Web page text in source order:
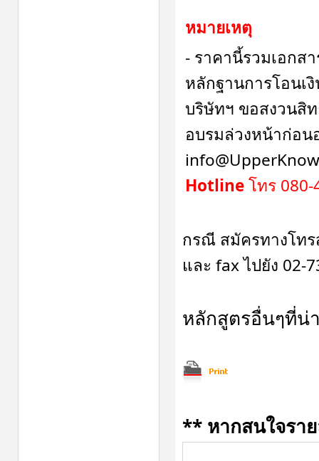
หมายเหตุ
- ราคานี้รวมเอกส
หลักฐานการโอนเ
บริษัทฯ ขอสงวนสิ
อบรมล่วงหน้าก่อ
Hotlineโทร 080-
กรณี สมัครทางโท
และ fax ไปยัง 02-
หลักสูตรอื่นๆที่น่
** หากสนใจรา